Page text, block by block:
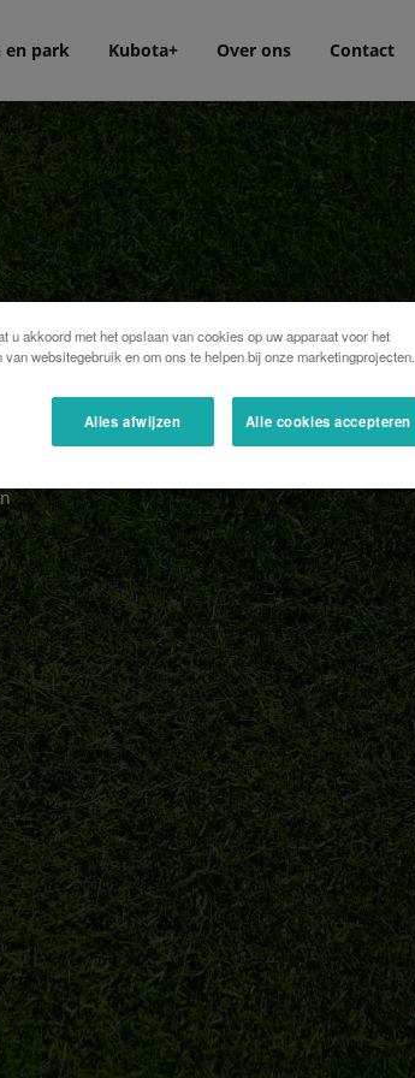
en park Kubota+ Over ons Contact
u akkoord met het opslaan van cookies op uw apparaat voor het
websitegebruik en om ons te helpen bij onze marketingprojecten.
Alles afwijzen Alle cookies accepteren